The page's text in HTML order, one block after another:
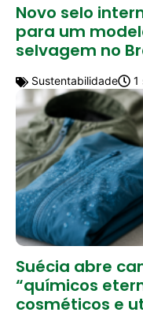
Novo selo
para um
selvagem no
Sustentabilidade 1
Suécia abre
“químicos
cosméticos e